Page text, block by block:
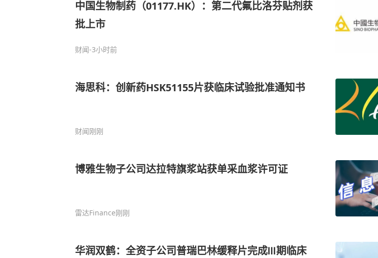
中国生物制药（01177.HK）：第二代氟比洛芬贴剂获
批上市
财闻-3小时前
海思科：创新药HSK51155片获临床试验批准通知书
财闻刚刚
博雅生物子公司达拉特旗浆站获单采血浆许可证
雷达Finance刚刚
华润双鹤：全资子公司普瑞巴林缓释片完成Ⅲ期临床